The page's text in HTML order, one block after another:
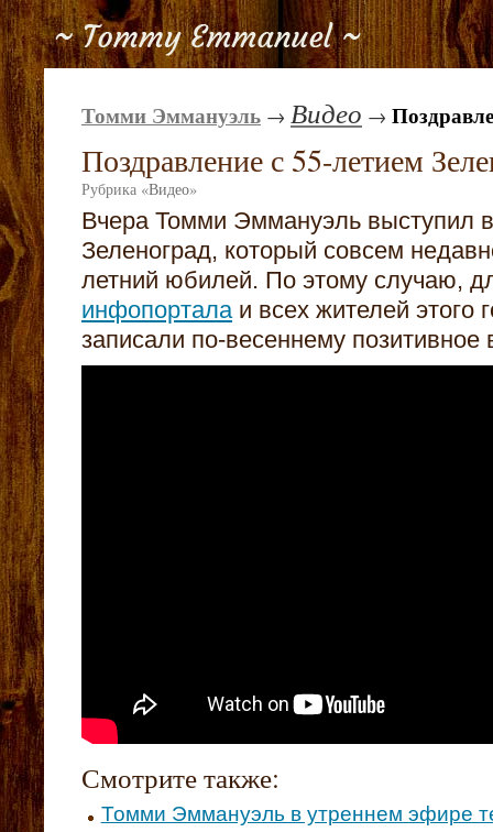
Томми Эммануэль → Видео →
Поздравление с 55-летием
Рубрика «Видео»
Вчера Томми Эммануэль выступил
Зеленоград, который совсем
летний юбилей. По этому случаю,
инфопорталаи всех жителей этого
записали по-весеннему позитивное
Смотрите также:
Томми Эммануэль в утреннем эфире